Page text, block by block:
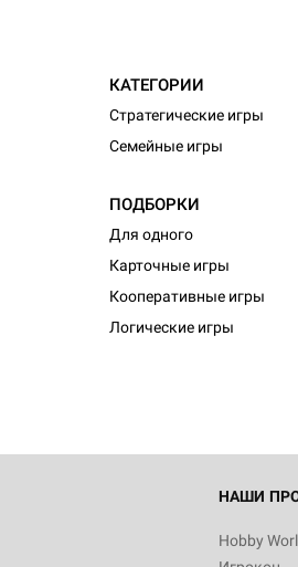
КАТЕГОРИИ
Стратегические игры
Семейные игры
ПОДБОРКИ
Для одного
Карточные игры
Кооперативные игры
Логические игры
НАШИ
Hobby
Hobby World Монстры